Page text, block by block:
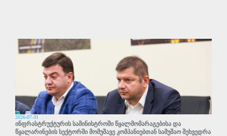
2026-07-31
ინფრასტრუქტურის სამინისტროში წყალმომარაგებისა და
წყალარინების სექტორში მომუშავე კომპანიებთან სამუშაო შეხვედრა